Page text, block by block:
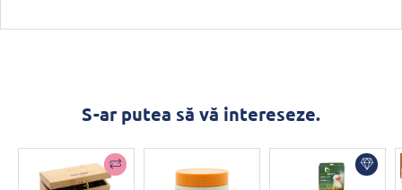
S-ar putea să vă intereseze.